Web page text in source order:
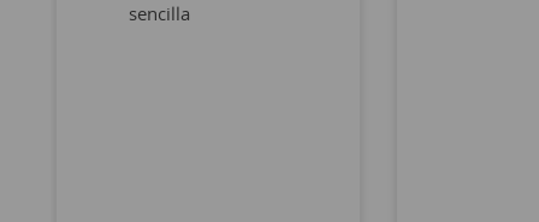
sencilla